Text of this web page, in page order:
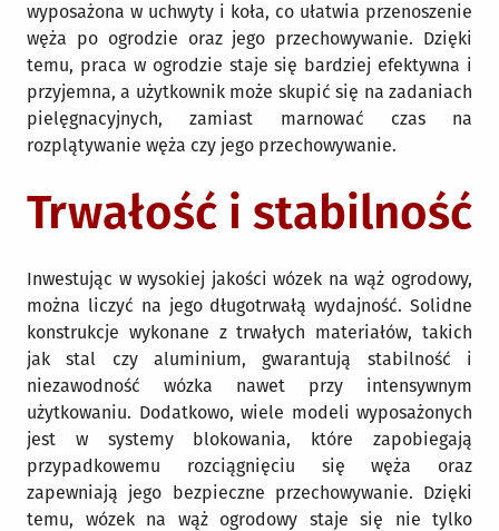
wyposażona w uchwyty i koła, co ułatwia przenoszenie
węża po ogrodzie oraz jego przechowywanie. Dzięki
temu, praca w ogrodzie staje się bardziej efektywna i
przyjemna, a użytkownik może skupić się na zadaniach
pielęgnacyjnych, zamiast marnować czas na
rozplątywanie węża czy jego przechowywanie.
Trwałość i stabilność
Inwestując w wysokiej jakości wózek na wąż ogrodowy,
można liczyć na jego długotrwałą wydajność. Solidne
konstrukcje wykonane z trwałych materiałów, takich
jak stal czy aluminium, gwarantują stabilność i
niezawodność wózka nawet przy intensywnym
użytkowaniu. Dodatkowo, wiele modeli wyposażonych
jest w systemy blokowania, które zapobiegają
przypadkowemu rozciągnięciu się węża oraz
zapewniają jego bezpieczne przechowywanie. Dzięki
temu, wózek na wąż ogrodowy staje się nie tylko